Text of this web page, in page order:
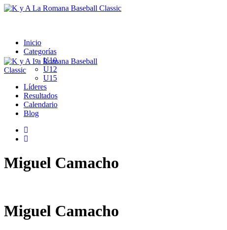
Inicio
Categorías
U10
U12
U15
Líderes
Resultados
Calendario
Blog
Miguel Camacho
Miguel Camacho